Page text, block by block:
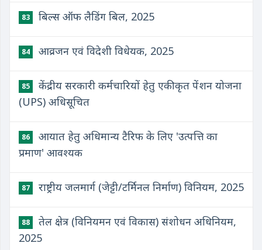
83 बिल्स ऑफ लैडिंग बिल, 2025
84 आव्रजन एवं विदेशी विधेयक, 2025
85
केंद्रीय सरकारी कर्मचारियों हेतु एकीकृत पेंशन योजना
(UPS) अधिसूचित
86
आयात हेतु अधिमान्य टैरिफ के लिए 'उत्पत्ति का
प्रमाण' आवश्यक
87 राष्ट्रीय जलमार्ग (जेट्टी/टर्मिनल निर्माण) विनियम, 2025
88
तेल क्षेत्र (विनियमन एवं विकास) संशोधन अधिनियम,
2025